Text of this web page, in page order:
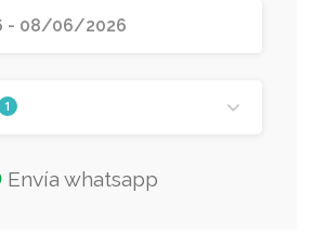
1
Envía whatsapp